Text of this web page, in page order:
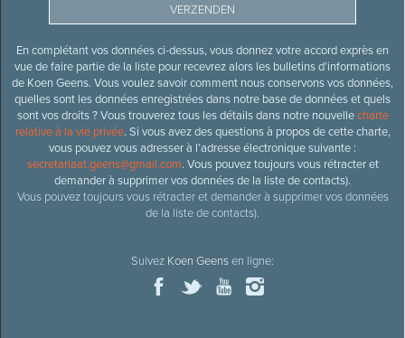
En complétant vos données ci-dessus, vous donnez votre accord exprès en
vue de faire partie de la liste pour recevrez alors les bulletins d’informations
de Koen Geens. Vous voulez savoir comment nous conservons vos données,
quelles sont les données enregistrées dans notre base de données et quels
sont vos droits ? Vous trouverez tous les détails dans notre nouvellecharte
relative à la vie privée. Si vous avez des questions à propos de cette charte,
vous pouvez vous adresser à l’adresse électronique suivante :
secretariaat.geens@gmail.com. Vous pouvez toujours vous rétracter et
demander à supprimer vos données de la liste de contacts).
Vous pouvez toujours vous rétracter et demander à supprimer vos données
de la liste de contacts).
Suivez Koen Geensen ligne: